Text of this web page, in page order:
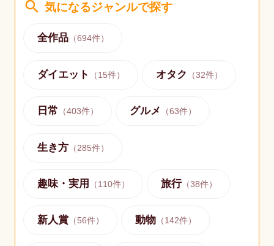
search 気になるジャンルで探す
全作品（694件）
ダイエット （15件） オタク （32件）
日常 （403件） グルメ （63件）
生き方（285件）
趣味・実用 （110件） 旅行（38件）
新人賞（56件） 動物 （142件）